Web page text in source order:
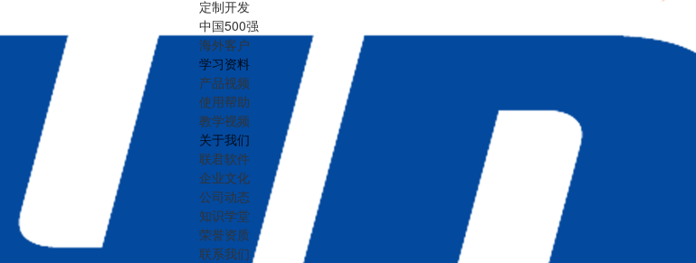
定制开发
中国500强
海外客户
学习资料
产品视频
使用帮助
教学视频
关于我们
联君软件
企业文化
公司动态
知识学堂
荣誉资质
联系我们